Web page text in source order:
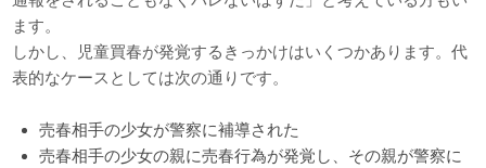
ます。
しかし、児童買春が発覚するきっかけはいくつかあります。代
表的なケースとしては次の通りです。
売春相手の少女が警察に補導された
売春相手の少女の親に売春行為が発覚し、その親が警察に